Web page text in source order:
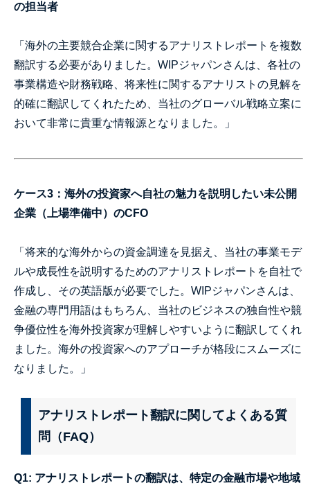
の担当者
「海外の主要競合企業に関するアナリストレポートを複数
翻訳する必要がありました。WIPジャパンさんは、各社の
事業構造や財務戦略、将来性に関するアナリストの見解を
的確に翻訳してくれたため、当社のグローバル戦略立案に
おいて非常に貴重な情報源となりました。」
ケース3：海外の投資家へ自社の魅力を説明したい未公開
企業（上場準備中）のCFO
「将来的な海外からの資金調達を見据え、当社の事業モデ
ルや成長性を説明するためのアナリストレポートを自社で
作成し、その英語版が必要でした。WIPジャパンさんは、
金融の専門用語はもちろん、当社のビジネスの独自性や競
争優位性を海外投資家が理解しやすいように翻訳してくれ
ました。海外の投資家へのアプローチが格段にスムーズに
なりました。」
アナリストレポート翻訳に関してよくある質
問（FAQ）
Q1: アナリストレポートの翻訳は、特定の金融市場や地域